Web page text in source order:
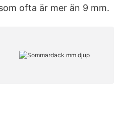
ofta är mer än 9 mm.